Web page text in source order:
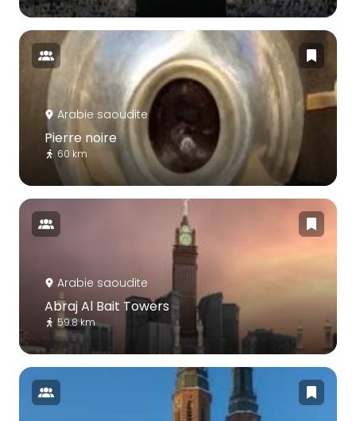
Arabie saoudite
Pierre noire
60 km
Arabie saoudite
Abraj Al Bait Towers
59.8 km